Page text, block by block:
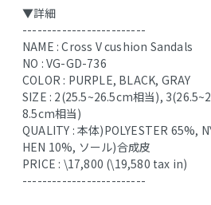
▼詳細
-------------------------
NAME : Cross V cushion Sandals
NO : VG-GD-736
COLOR : PURPLE, BLACK, GRAY
SIZE : 2(25.5~26.5cm相当),
8.5cm相当)
QUALITY : 本体)POLYESTER 65%,
HEN 10%, ソール)合成皮
PRICE : \17,800 (\19,580 tax in)
-------------------------